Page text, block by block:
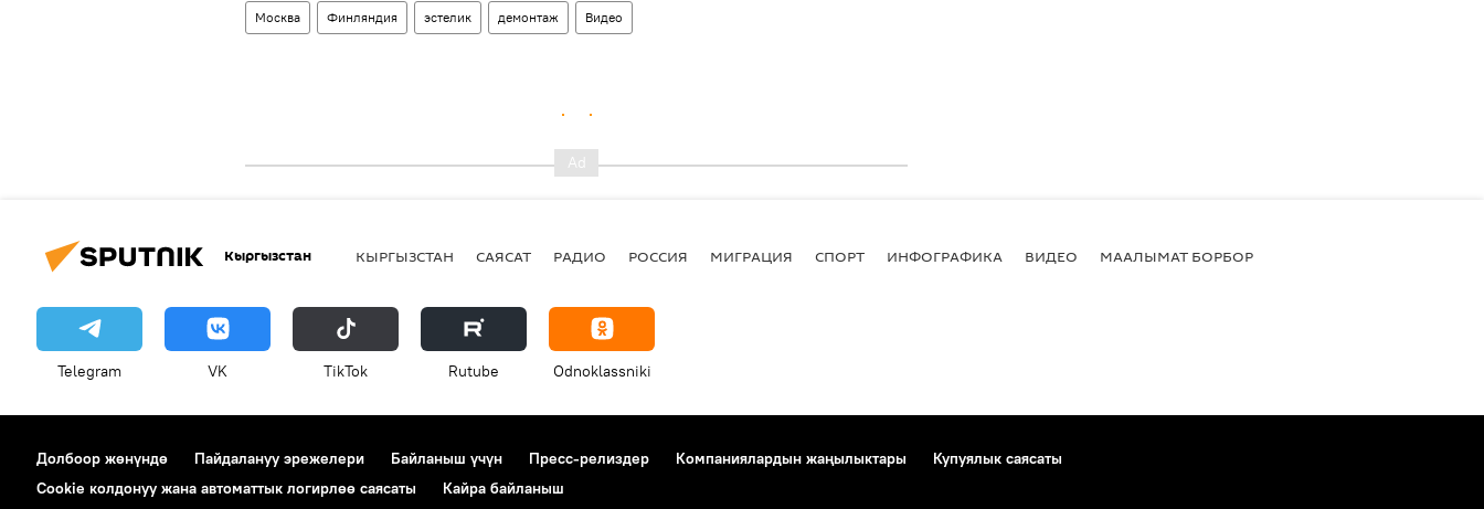
Москва Финляндия эстелик демонтаж Видео
Кыргызстан КЫРГЫЗСТАН САЯСАТ РАДИО РОССИЯ МИГРАЦИЯ СПОРТ ИНФОГРАФИКА ВИДЕО МААЛЫМАТ БОРБОР
Telegram VK ТikТоk Rutube Odnoklassniki
Долбоор жөнүндө Пайдалануу эрежелери Байланыш үчүн Пресс-релиздер Компаниялардын жаңылыктары
Купуялык саясаты
Cookie колдонуу жана автоматтык логирлөө саясаты
Кайра байланыш